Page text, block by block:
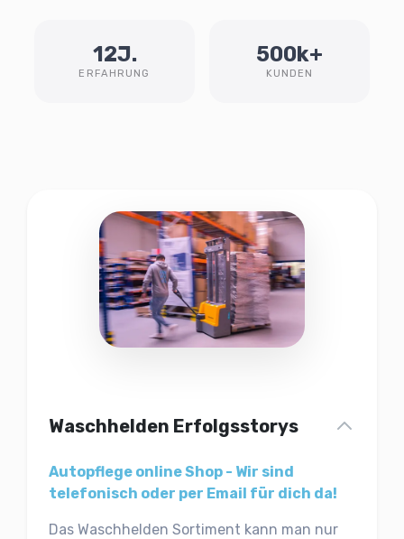
12J.
ERFAHRUNG
500k+
KUNDEN
Waschhelden Erfolgsstorys
Autopflege online Shop - Wir sind
telefonisch oder per Email für dich da!
Das Waschhelden Sortiment kann man nur